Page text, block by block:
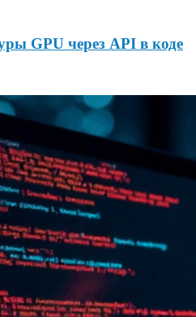
GPU через API в коде